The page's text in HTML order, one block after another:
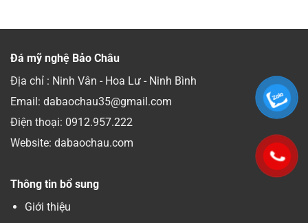
Đá mỹ nghệ Bảo Châu
Địa chỉ : Ninh Vân - Hoa Lư - Ninh Bình
Email: dabaochau35@gmail.com
Điện thoại: 0912.957.222
Website: dabaochau.com
Thông tin bổ sung
Giới thiệu